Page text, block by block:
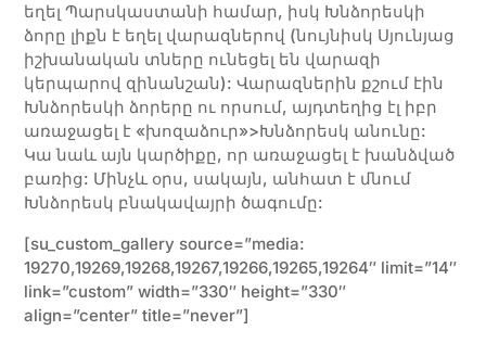
եղել Պարսկաստանի համար, իսկ Խնձորեսկի
ձորը լիքն է եղել վարազներով (նույնիսկ Սյունյաց
իշխանական տները ունեցել են վարազի
կերպարով զինանշան): Վարազներին քշում էին
Խնձորեսկի ձորերը ու որսում, այդտեղից էլ իբր
առաջացել է «խոզաձուր»>Խնձորեսկ անունը:
Կա նաև այն կարծիքը, որ առաջացել է խանձված
բառից: Մինչև օրս, սակայն, անհատ է մնում
Խնձորեսկ բնակավայրի ծագումը:
[su_custom_gallery source=”media:
19270,19269,19268,19267,19266,19265,19264″ limit=”14″
link=”custom” width=”330″ height=”330″
align=”center” title=”never”]